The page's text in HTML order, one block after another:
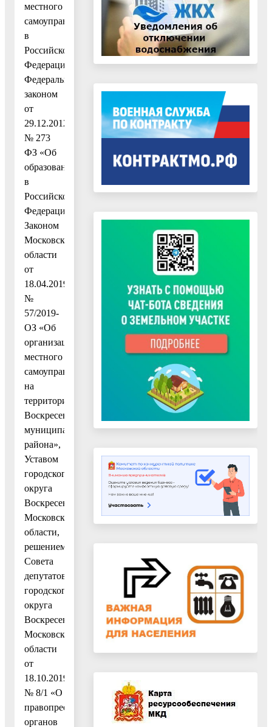
местного
самоуправления
в
Российской
Федерации»,
Федеральным
законом
от
29.12.2012
№ 273
ФЗ «Об
образовании
в
Российской
Федерации»,
Законом
Московской
области
от
18.04.2019
№
57/2019-
ОЗ «Об
организации
местного
самоуправления
на
территории
Воскресенского
муниципального
района»,
Уставом
городского
округа
Воскресенск
Московской
области,
решением
Совета
депутатов
городского
округа
Воскресенск
Московской
области
от
18.10.2019
№ 8/1 «О
правопреемстве
органов